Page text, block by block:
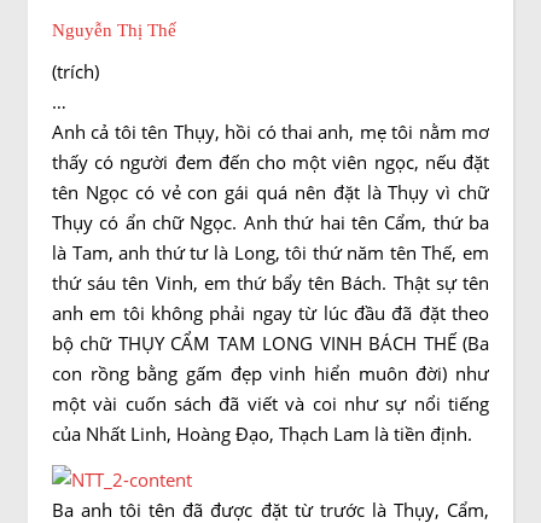
Nguyễn Thị Thế
(trích)
…
Anh cả tôi tên Thụy, hồi có thai anh, mẹ tôi nằm mơ
thấy có người đem đến cho một viên ngọc, nếu đặt
tên Ngọc có vẻ con gái quá nên đặt là Thụy vì chữ
Thụy có ẩn chữ Ngọc. Anh thứ hai tên Cẩm, thứ ba
là Tam, anh thứ tư là Long, tôi thứ năm tên Thế, em
thứ sáu tên Vinh, em thứ bẩy tên Bách. Thật sự tên
anh em tôi không phải ngay từ lúc đầu đã đặt theo
bộ chữ THỤY CẨM TAM LONG VINH BÁCH THẾ (Ba
con rồng bằng gấm đẹp vinh hiển muôn đời) như
một vài cuốn sách đã viết và coi như sự nổi tiếng
của Nhất Linh, Hoàng Đạo, Thạch Lam là tiền định.
Ba anh tôi tên đã được đặt từ trước là Thụy, Cẩm,